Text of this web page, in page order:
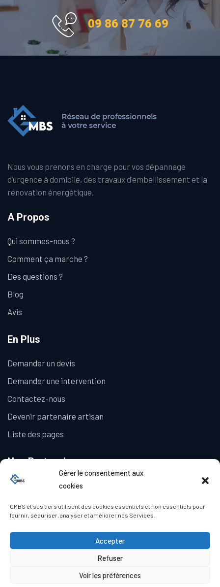
Gérer le consentement aux
cookies
GMBS et ses tiers utilisent des cookies essentiels et non essentiels pour
fournir, sécuriser, analyser et améliorer nos Services.
Accepter
Refuser
Voir les préférences
09 86 87 76 69
Nous vous prenons en charge pour vos dépannage
d’urgence à domicile, des travaux d'embellissement et la
rénovation énergétique.
A Propos
Qui sommes-nous ?
Comment ça marche ?
Des questions ?
Blog
Avis
En Plus
Demander un devis
Demander une intervention
Contactez-nous
Devenir partenaire artisan
Liste des pages
Nos Partenaires
La Galerie Immobilière
© Copyright GMBS 2023. Tous droits réservés.
Politique de confidentialité